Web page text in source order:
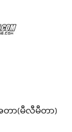
အတာ(မီလီမီတာ)